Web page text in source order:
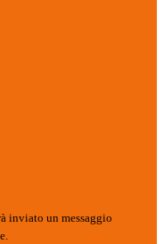
inviato un messaggio